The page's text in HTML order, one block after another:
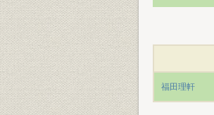
福田理軒